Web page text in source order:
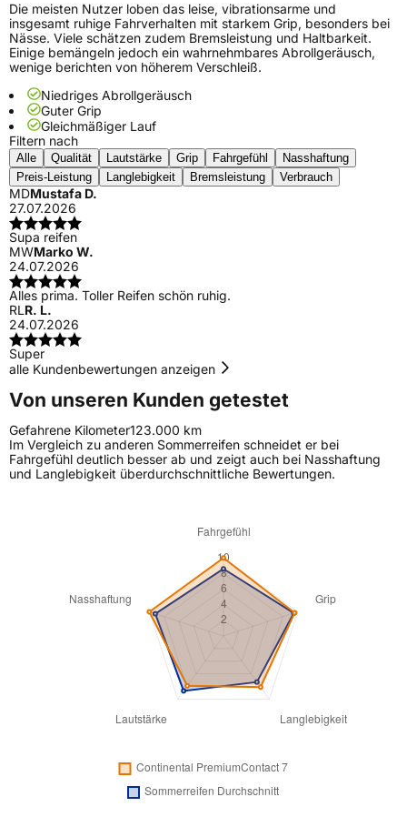
Die meisten Nutzer loben das leise, vibrationsarme und
insgesamt ruhige Fahrverhalten mit starkem Grip, besonders bei
Nässe. Viele schätzen zudem Bremsleistung und Haltbarkeit.
Einige bemängeln jedoch ein wahrnehmbares Abrollgeräusch,
wenige berichten von höherem Verschleiß.
Niedriges Abrollgeräusch
Guter Grip
Gleichmäßiger Lauf
Filtern nach
Alle Qualität Lautstärke Grip Fahrgefühl
Nasshaftung
Preis-Leistung
Langlebigkeit Bremsleistung Verbrauch
MDMustafa D.
27.07.2026
Supa reifen
MWMarko W.
24.07.2026
Alles prima. Toller Reifen schön ruhig.
RLR. L.
24.07.2026
Super
alle Kundenbewertungen anzeigen
Von unseren Kunden getestet
Gefahrene Kilometer123.000 km
Im Vergleich zu anderen Sommerreifen schneidet er bei
Fahrgefühl deutlich besser ab und zeigt auch bei Nasshaftung
und Langlebigkeit überdurchschnittliche Bewertungen.